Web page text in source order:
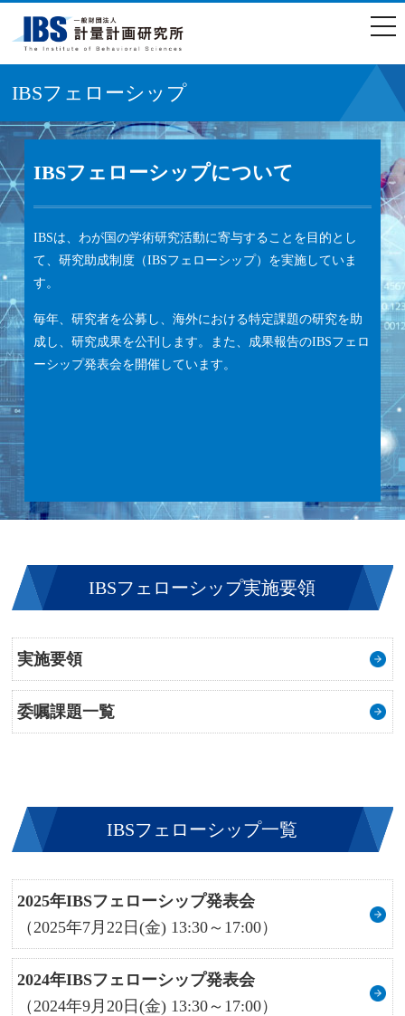
IBSフェローシップ
IBSフェローシップについて
IBSは、わが国の学術研究活動に寄与することを目的とし
て、研究助成制度（IBSフェローシップ）を実施していま
す。
毎年、研究者を公募し、海外における特定課題の研究を助
成し、研究成果を公刊します。また、成果報告のIBSフェロ
ーシップ発表会を開催しています。
IBSフェローシップ実施要領
実施要領
委嘱課題一覧
IBSフェローシップ一覧
2025年IBSフェローシップ発表会
（2025年7月22日(金) 13:30～17:00）
2024年IBSフェローシップ発表会
（2024年9月20日(金) 13:30～17:00）